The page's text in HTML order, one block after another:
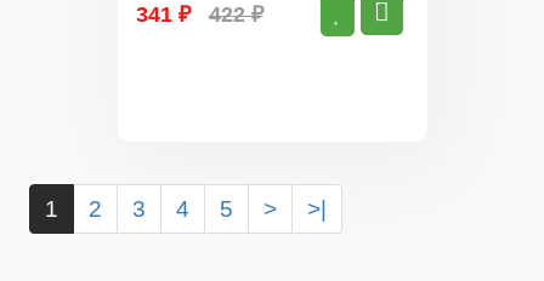
341 ₽ 422 ₽
1 2 3 4 5 > >|